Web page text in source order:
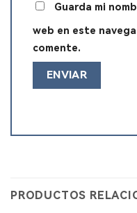
Guarda mi
web en este
comente.
PRODUCTOS